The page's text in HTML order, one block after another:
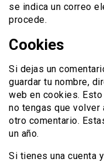
se indica un correo
procede.
Cookies
Si dejas un
guardar tu nombre,
web en cookies.
no tengas que volver
otro comentario.
un año.
Si tienes una cuenta